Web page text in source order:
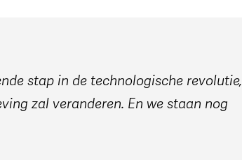
stap in de technologische revolutie,
zal veranderen. En we staan nog